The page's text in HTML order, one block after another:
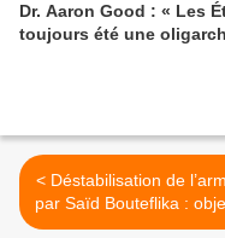
Dr. Aaron Good : « Les
toujours été une
< Déstabilisation de l’armée
par Saïd Bouteflika :
5e mandat